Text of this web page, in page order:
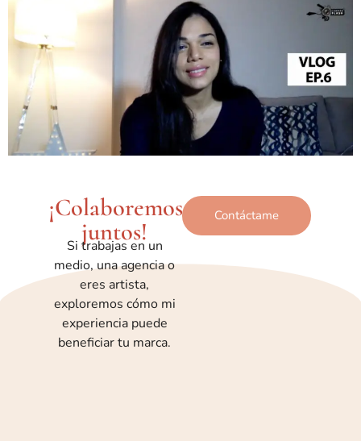
¡Colaboremos
juntos!
Si trabajas en un
medio, una agencia o
eres artista,
exploremos cómo mi
experiencia puede
beneficiar tu marca.
Contáctame